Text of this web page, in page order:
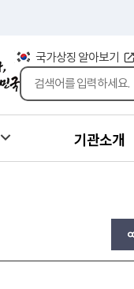
국가상징 알아보기
기관소개
sns